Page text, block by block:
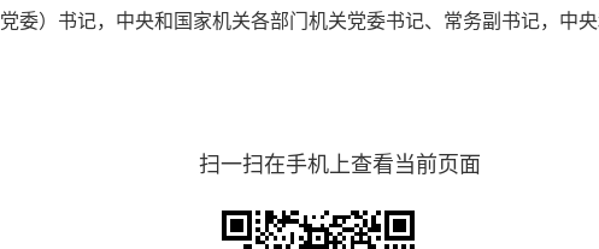
委）书记，中央和国家机关各部门机关党委书记、常务副书记，中
扫一扫在手机上查看当前页面